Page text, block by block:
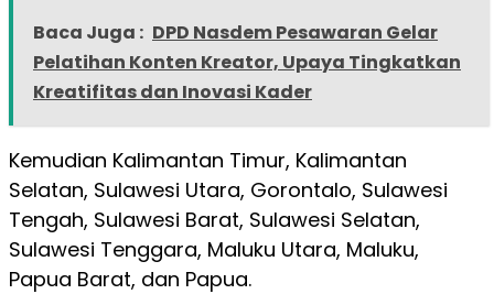
Baca Juga : DPD Nasdem Pesawaran Gelar
Pelatihan Konten Kreator, Upaya Tingkatkan
Kreatifitas dan Inovasi Kader
Kemudian Kalimantan Timur, Kalimantan
Selatan, Sulawesi Utara, Gorontalo, Sulawesi
Tengah, Sulawesi Barat, Sulawesi Selatan,
Sulawesi Tenggara, Maluku Utara, Maluku,
Papua Barat, dan Papua.